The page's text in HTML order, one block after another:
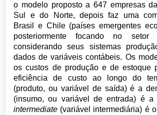
o modelo proposto a 647 empresas
Sul e do Norte, depois faz uma
Brasil e Chile (países emergentes
posteriormente focando no setor
considerando seus sistemas
dados de variáveis contábeis. Os
os custos de produção e de estoque
eficiência de custo ao longo do
(produto, ou variável de saída) é a
(insumo, ou variável de entrada) é a
intermediate (variável intermediária) é